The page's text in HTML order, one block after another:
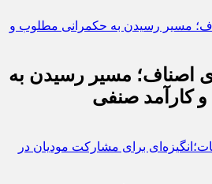
اصناف؛ مسیر رسیدن به
کارآمد صنفی